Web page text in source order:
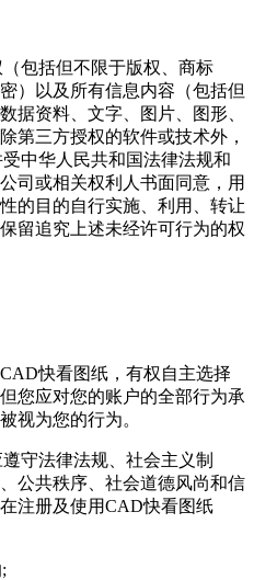
包括但不限于版权、商标
）以及所有信息内容（包括但
据资料、文字、图片、图形、
第三方授权的软件或技术外，
受中华人民共和国法律法规和
司或相关权利人书面同意，用
的目的自行实施、利用、转让
留追究上述未经许可行为的权
CAD快看图纸 ，有权自主选择
您应对您的账户的全部行为承
视为您的行为。
守法律法规、社会主义制
公共秩序、社会道德风尚和信
注册及使用CAD快看图纸